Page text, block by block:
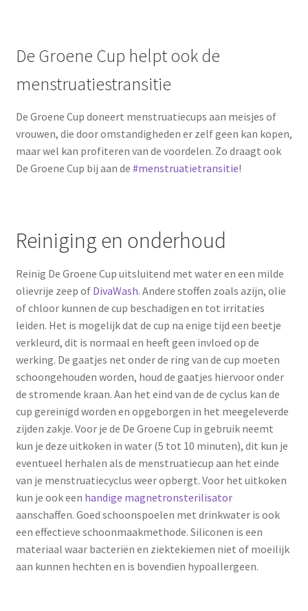
De Groene Cup helpt ook de
menstruatiestransitie
De Groene Cup doneert menstruatiecups aan meisjes of
vrouwen, die door omstandigheden er zelf geen kan kopen,
maar wel kan profiteren van de voordelen. Zo draagt ook
De Groene Cup bij aan de #menstruatietransitie!
Reiniging en onderhoud
Reinig De Groene Cup uitsluitend met water en een milde
olievrije zeep of DivaWash. Andere stoffen zoals azijn, olie
of chloor kunnen de cup beschadigen en tot irritaties
leiden. Het is mogelijk dat de cup na enige tijd een beetje
verkleurd, dit is normaal en heeft geen invloed op de
werking. De gaatjes net onder de ring van de cup moeten
schoongehouden worden, houd de gaatjes hiervoor onder
de stromende kraan. Aan het eind van de de cyclus kan de
cup gereinigd worden en opgeborgen in het meegeleverde
zijden zakje. Voor je de De Groene Cup in gebruik neemt
kun je deze uitkoken in water (5 tot 10 minuten), dit kun je
eventueel herhalen als de menstruatiecup aan het einde
van je menstruatiecyclus weer opbergt. Voor het uitkoken
kun je ook een handige magnetronsterilisator
aanschaffen. Goed schoonspoelen met drinkwater is ook
een effectieve schoonmaakmethode. Siliconen is een
materiaal waar bacteriën en ziektekiemen niet of moeilijk
aan kunnen hechten en is bovendien hypoallergeen.